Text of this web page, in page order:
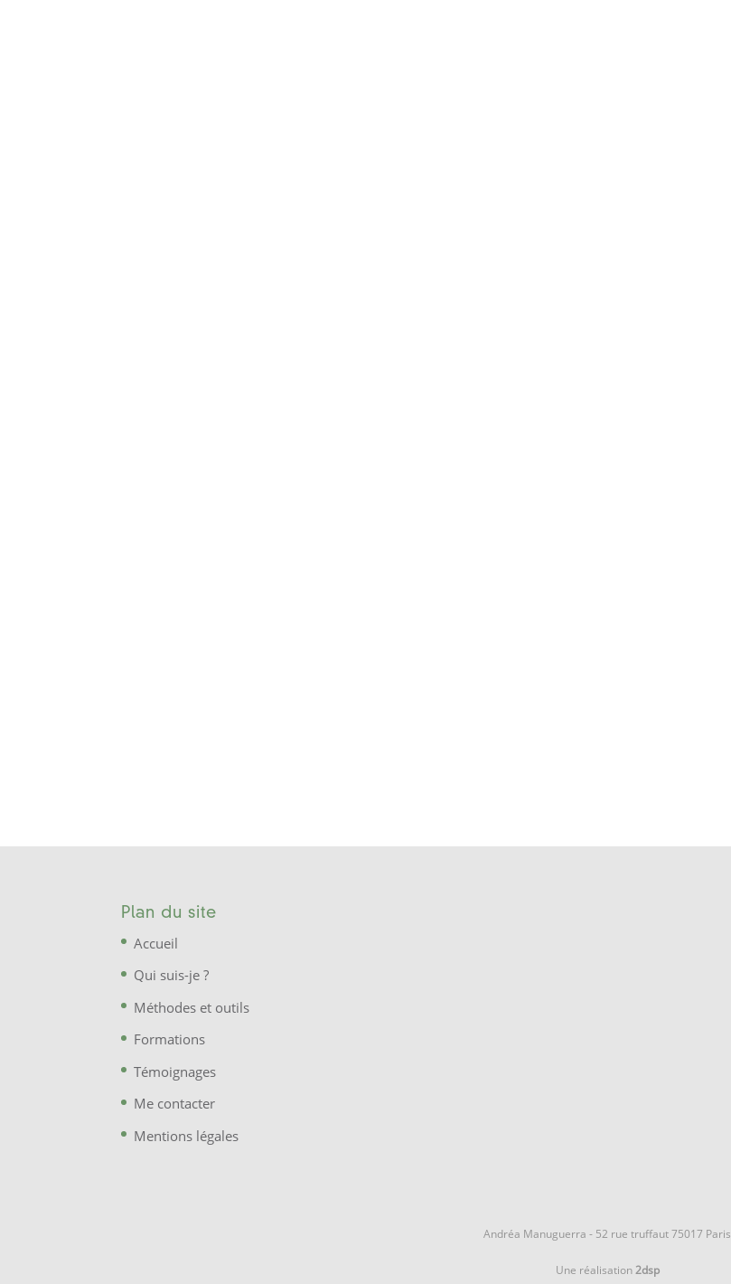
Plan du site
Accueil
Qui suis-je ?
Méthodes et outils
Formations
Témoignages
Me contacter
Mentions légales
Andréa Manuguerra - 52 rue truffaut 75017 Paris
Une réalisation2dsp